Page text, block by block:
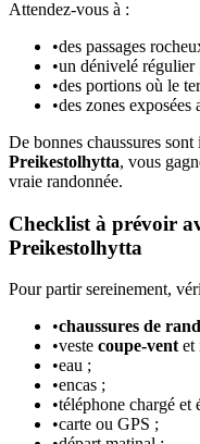
Attendez-vous à :
•des passages
•un dénivelé régulier
•des portions où le
•des zones
De bonnes chaussures
Preikestolhytta, vous
vraie randonnée.
Checklist à prévoir
Preikestolhytta
Pour partir sereinement,
•chaussures de
•veste coupe-vent et
•eau ;
•encas ;
•téléphone chargé et
•carte ou GPS ;